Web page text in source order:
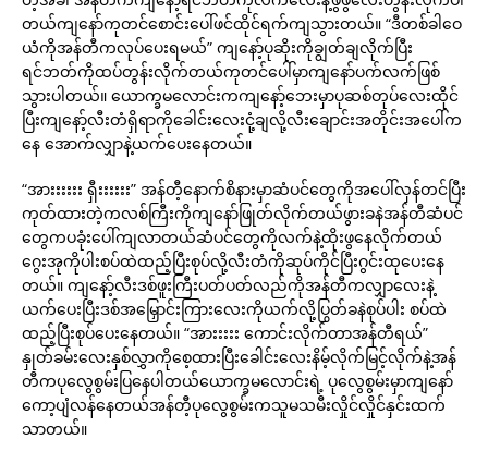
တယ်ကျနော်ကုတင်စောင်းပေါ်ဖင်ထိုင်ရက်ကျသွားတယ်။ “ဒီတစ်ခါဝေ
ယံကိုအန်တီကလုပ်ပေးရမယ်” ကျနော့်ပုဆိုးကိုချွတ်ချလိုက်ပြီး
ရင်ဘတ်ကိုထပ်တွန်းလိုက်တယ်ကုတင်ပေါ်မှာကျနော်ပက်လက်ဖြစ်
သွားပါတယ်။ ယောက္ခမလောင်းကကျနော့်ဘေးမှာပုဆစ်တုပ်လေးထိုင်
ပြီးကျနော့်လီးတံရှိရာကိုခေါင်းလေးငုံ့ချလို့လီးချောင်းအတိုင်းအပေါ်က
နေ အောက်လျှာနဲ့ယက်ပေးနေတယ်။
“အားးးးးး ရှီးးးးးး” အန်တီ့နောက်စိနားမှာဆံပင်တွေကိုအပေါ်လှန်တင်ပြီး
ကုတ်ထားတဲ့ကလစ်ကြီးကိုကျနော်ဖြုတ်လိုက်တယ်ဖွားခနဲအန်တီဆံပင်
တွေကပခုံးပေါ်ကျလာတယ်ဆံပင်တွေကိုလက်နဲ့ထိုးဖွနေလိုက်တယ်
ဂွေးအုကိုပါးစပ်ထဲထည့်ပြီးစုပ်လို့လီးတံကိုဆုပ်ကိုင်ပြီးဂွင်းထုပေးနေ
တယ်။ ကျနော့်လီးဒစ်ဖူးကြီးပတ်ပတ်လည်ကိုအန်တီကလျှာလေးနဲ့
ယက်ပေးပြီးဒစ်အမြှောင်းကြားလေးကိုယက်လို့ပြွတ်ခနဲစုပ်ပါး စပ်ထဲ
ထည့်ပြီးစုပ်ပေးနေတယ်။ “အားးးးး ကောင်းလိုက်တာအန်တီရယ်”
နှုတ်ခမ်းလေးနှစ်လွှာကိုစေ့ထားပြီးခေါင်းလေးနိမ့်လိုက်မြင့်လိုက်နဲ့အန်
တီကပုလွေစွမ်းပြနေပါတယ်ယောက္ခမလောင်းရဲ့ ပုလွေစွမ်းမှာကျနော်
ကော့ပျံလန်နေတယ်အန်တီ့ပုလွေစွမ်းကသူမသမီးလှိုင်လှိုင်နှင်းထက်
သာတယ်။